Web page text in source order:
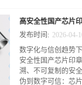
原，且不易出现渗
效果则相对普通，
也能轻松上手。一
备工作，防止印油
软布或纸巾，铺在
一次性手套，防止
面上，确保拆解过
轻盖几次印章，将
清洗时印油过多难
高安全性国产芯片
数字化与信创趋势
安全性国产芯片印
溯、不可复制的安
伪到数字可信：芯
发布时间: 2026-04-